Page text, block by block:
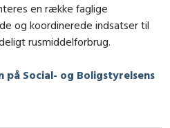
en række faglige
og koordinerede indsatser til
rusmiddelforbrug.
på Social- og Boligstyrelsens